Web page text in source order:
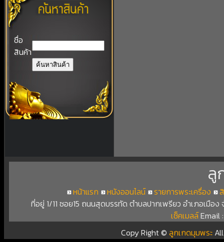
ชื่อ
สินค้า
ลู
หน้าแรก หนังออนไลน์ รายการพระเครื่อง
ที่อยู่ 1/11 ซอย15 ถนนสุดบรรทัด ตำบลปากเพรียว อำเภอเมือ
เช็คเมลล์Email
Copy Right ©ลูกเกดมุมพระ